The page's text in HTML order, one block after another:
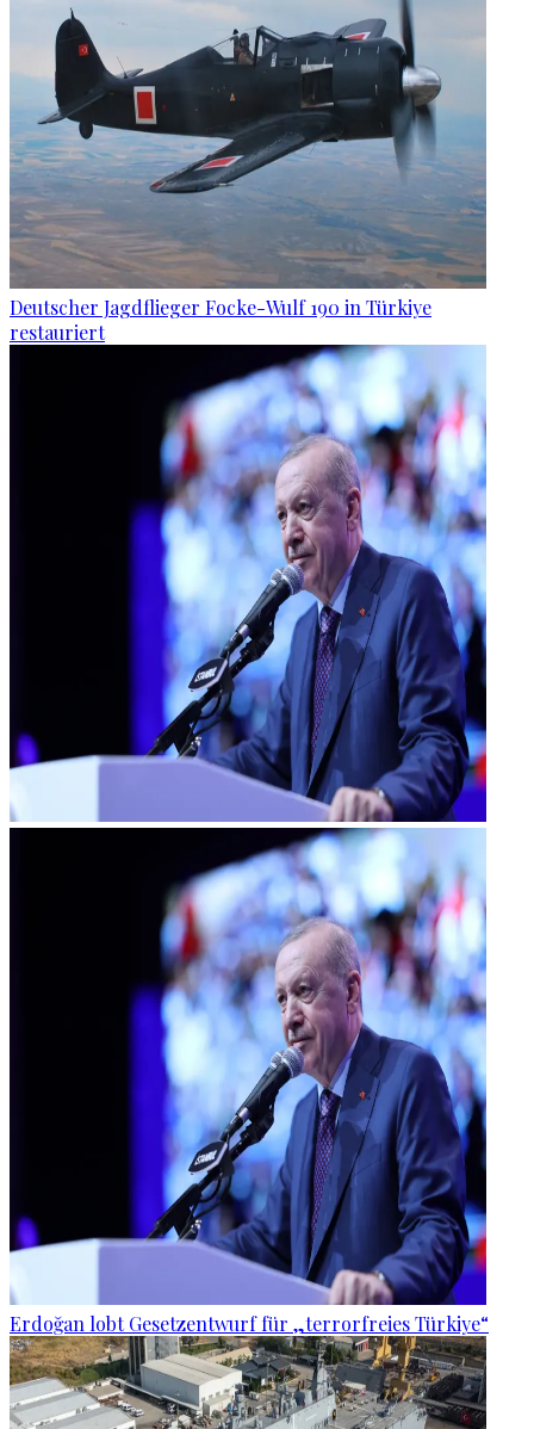
Deutscher Jagdflieger Focke-Wulf 190 in Türkiye
restauriert
Erdoğan lobt Gesetzentwurf für „terrorfreies Türkiye“